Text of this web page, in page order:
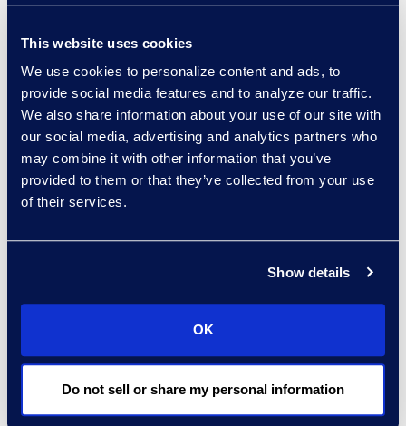
This website uses cookies
We use cookies to personalize content and ads, to
provide social media features and to analyze our traffic.
We also share information about your use of our site with
our social media, advertising and analytics partners who
may combine it with other information that you’ve
provided to them or that they’ve collected from your use
of their services.
Show details
OK
Do not sell or share my personal information
On-Demand Webinars
Adoption responsable de
matière de sécurité des
données, de gouvernance
Copilot pour Microsoft 365
Read More